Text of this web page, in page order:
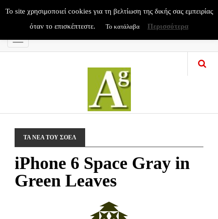
Menu
ΤΑ ΝΕΑ ΤΟΥ ΣΟΕΛ
iPhone 6 Space Gray in
Green Leaves
To site χρησιμοποιεί cookies για τη βελτίωση της δικής σας εμπειρίας
όταν το επισκέπτεστε.
Το κατάλαβα Περισσότερα